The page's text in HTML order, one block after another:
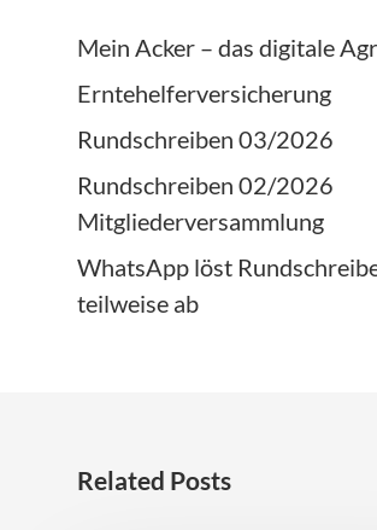
Mein Acker – das digitale
Erntehelferversicherung
Rundschreiben 03/2026
Rundschreiben 02/2026
Mitgliederversammlung
WhatsApp löst
teilweise ab
Related Posts